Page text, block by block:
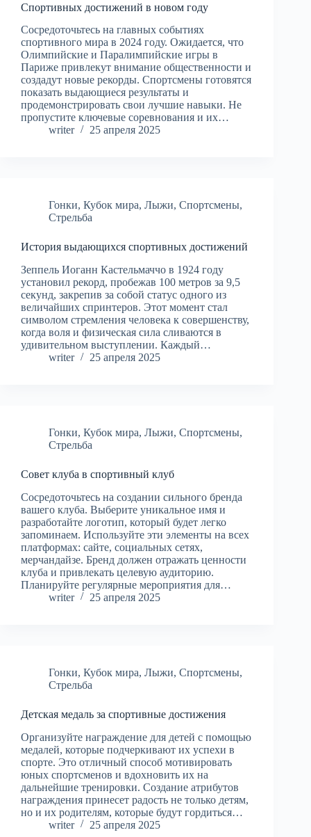
Спортивных достижений в новом году
Сосредоточьтесь на главных событиях
спортивного мира в 2024 году. Ожидается, что
Олимпийские и Паралимпийские игры в
Париже привлекут внимание общественности и
создадут новые рекорды. Спортсмены готовятся
показать выдающиеся результаты и
продемонстрировать свои лучшие навыки. Не
пропустите ключевые соревнования и их…
writer
25 апреля 2025
Гонки, Кубок мира, Лыжи, Спортсмены,
Стрельба
История выдающихся спортивных достижений
Зеппель Иоганн Кастельмаччо в 1924 году
установил рекорд, пробежав 100 метров за 9,5
секунд, закрепив за собой статус одного из
величайших спринтеров. Этот момент стал
символом стремления человека к совершенству,
когда воля и физическая сила сливаются в
удивительном выступлении. Каждый…
writer
25 апреля 2025
Гонки, Кубок мира, Лыжи, Спортсмены,
Стрельба
Совет клуба в спортивный клуб
Сосредоточьтесь на создании сильного бренда
вашего клуба. Выберите уникальное имя и
разработайте логотип, который будет легко
запоминаем. Используйте эти элементы на всех
платформах: сайте, социальных сетях,
мерчандайзе. Бренд должен отражать ценности
клуба и привлекать целевую аудиторию.
Планируйте регулярные мероприятия для…
writer
25 апреля 2025
Гонки, Кубок мира, Лыжи, Спортсмены,
Стрельба
Детская медаль за спортивные достижения
Организуйте награждение для детей с помощью
медалей, которые подчеркивают их успехи в
спорте. Это отличный способ мотивировать
юных спортсменов и вдохновить их на
дальнейшие тренировки. Создание атрибутов
награждения принесет радость не только детям,
но и их родителям, которые будут гордиться…
writer
25 апреля 2025